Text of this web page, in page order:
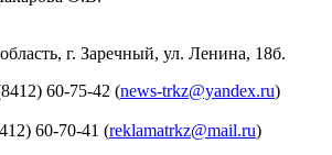
г. Заречный, ул. Ленина, 18б.
60-75-42 (news-trkz@yandex.ru)
60-70-41 (reklamatrkz@mail.ru)